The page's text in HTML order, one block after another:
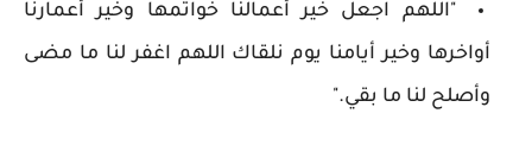
"اللهم اجعل خير أعمالنا خواتمها وخير أعمارنا
أواخرها وخير أيامنا يوم نلقاك اللهم اغفر لنا ما مضى
وأصلح لنا ما بقي."